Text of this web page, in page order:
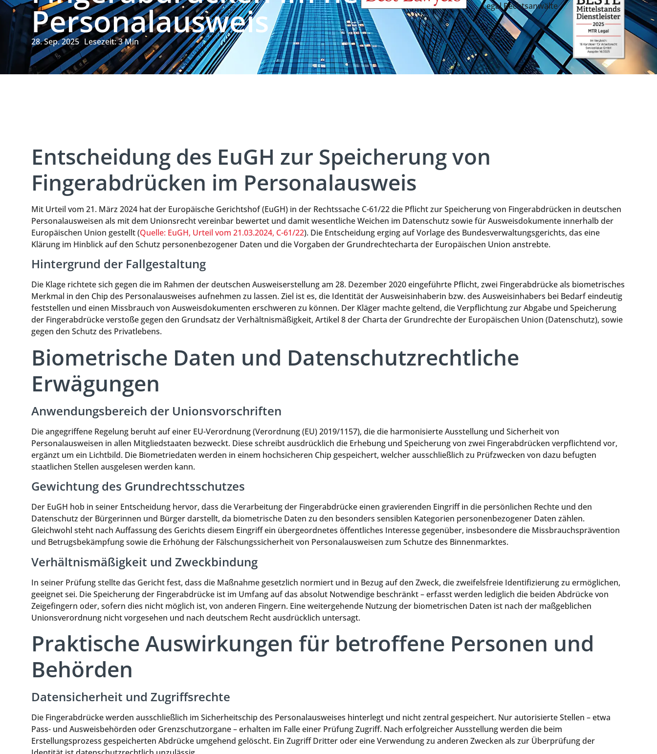
Personalausweis
28. Sep. 2025 Lesezeit:3Min
Entscheidung des EuGH zur Speicherung von
Fingerabdrücken im Personalausweis
Mit Urteil vom 21. März 2024 hat der Europäische Gerichtshof (EuGH) in der Rechtssache C-61/22 die Pflicht zur Speicherung von Fingerabdrücken in deutschen
Personalausweisen als mit dem Unionsrecht vereinbar bewertet und damit wesentliche Weichen im Datenschutz sowie für Ausweisdokumente innerhalb der
Europäischen Union gestellt (Quelle: EuGH, Urteil vom 21.03.2024, C-61/22). Die Entscheidung erging auf Vorlage des Bundesverwaltungsgerichts, das eine
Klärung im Hinblick auf den Schutz personenbezogener Daten und die Vorgaben der Grundrechtecharta der Europäischen Union anstrebte.
Hintergrund der Fallgestaltung
Die Klage richtete sich gegen die im Rahmen der deutschen Ausweiserstellung am 28. Dezember 2020 eingeführte Pflicht, zwei Fingerabdrücke als biometrisches
Merkmal in den Chip des Personalausweises aufnehmen zu lassen. Ziel ist es, die Identität der Ausweisinhaberin bzw. des Ausweisinhabers bei Bedarf eindeutig
feststellen und einen Missbrauch von Ausweisdokumenten erschweren zu können. Der Kläger machte geltend, die Verpflichtung zur Abgabe und Speicherung
der Fingerabdrücke verstoße gegen den Grundsatz der Verhältnismäßigkeit, Artikel 8 der Charta der Grundrechte der Europäischen Union (Datenschutz), sowie
gegen den Schutz des Privatlebens.
Biometrische Daten und Datenschutzrechtliche
Erwägungen
Anwendungsbereich der Unionsvorschriften
Die angegriffene Regelung beruht auf einer EU-Verordnung (Verordnung (EU) 2019/1157), die die harmonisierte Ausstellung und Sicherheit von
Personalausweisen in allen Mitgliedstaaten bezweckt. Diese schreibt ausdrücklich die Erhebung und Speicherung von zwei Fingerabdrücken verpflichtend vor,
ergänzt um ein Lichtbild. Die Biometriedaten werden in einem hochsicheren Chip gespeichert, welcher ausschließlich zu Prüfzwecken von dazu befugten
staatlichen Stellen ausgelesen werden kann.
Gewichtung des Grundrechtsschutzes
Der EuGH hob in seiner Entscheidung hervor, dass die Verarbeitung der Fingerabdrücke einen gravierenden Eingriff in die persönlichen Rechte und den
Datenschutz der Bürgerinnen und Bürger darstellt, da biometrische Daten zu den besonders sensiblen Kategorien personenbezogener Daten zählen.
Gleichwohl steht nach Auffassung des Gerichts diesem Eingriff ein übergeordnetes öffentliches Interesse gegenüber, insbesondere die Missbrauchsprävention
und Betrugsbekämpfung sowie die Erhöhung der Fälschungssicherheit von Personalausweisen zum Schutze des Binnenmarktes.
Verhältnismäßigkeit und Zweckbindung
In seiner Prüfung stellte das Gericht fest, dass die Maßnahme gesetzlich normiert und in Bezug auf den Zweck, die zweifelsfreie Identifizierung zu ermöglichen,
geeignet sei. Die Speicherung der Fingerabdrücke ist im Umfang auf das absolut Notwendige beschränkt – erfasst werden lediglich die beiden Abdrücke von
Zeigefingern oder, sofern dies nicht möglich ist, von anderen Fingern. Eine weitergehende Nutzung der biometrischen Daten ist nach der maßgeblichen
Unionsverordnung nicht vorgesehen und nach deutschem Recht ausdrücklich untersagt.
Praktische Auswirkungen für betroffene Personen und
Behörden
Datensicherheit und Zugriffsrechte
Die Fingerabdrücke werden ausschließlich im Sicherheitschip des Personalausweises hinterlegt und nicht zentral gespeichert. Nur autorisierte Stellen – etwa
Pass- und Ausweisbehörden oder Grenzschutzorgane – erhalten im Falle einer Prüfung Zugriff. Nach erfolgreicher Ausstellung werden die beim
Erstellungsprozess gespeicherten Abdrücke umgehend gelöscht. Ein Zugriff Dritter oder eine Verwendung zu anderen Zwecken als zur Überprüfung der